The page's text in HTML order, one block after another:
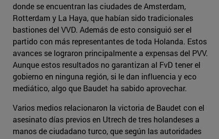
donde se encuentran las ciudades de Amsterdam,
Rotterdam y La Haya, que habían sido tradicionales
bastiones del VVD. Además de esto consiguió ser el
partido con más representantes de toda Holanda. Estos
avances se lograron principalmente a expensas del PVV.
Aunque estos resultados no garantizan al FvD tener el
gobierno en ninguna región, si le dan influencia y eco
mediático, algo que Baudet ha sabido aprovechar.
Varios medios relacionaron la victoria de Baudet con el
asesinato días previos en Utrech de tres holandeses a
manos de ciudadano turco, que según las autoridades